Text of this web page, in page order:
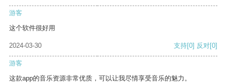
游客
这个软件很好用
2024-03-30 支持[0] 反对[0]
游客
这款app的音乐资源非常优质，可以让我尽情享受音乐的魅力。